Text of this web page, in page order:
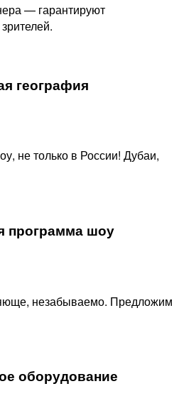
— гарантируют
география
не только в России! Дубаи,
программа шоу​
незабываемо. Предложим
оборудование